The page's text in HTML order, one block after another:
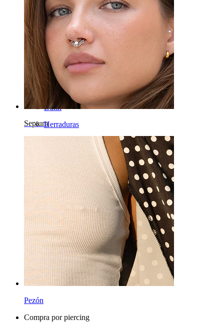
Septum
Pezón
Compra por piercing
Labrets
Lengua
Nariz
Tragus
Barras
Rook
Daith
Herraduras
Aros
Herramientas
Bananas
Lóbulo
Titanio